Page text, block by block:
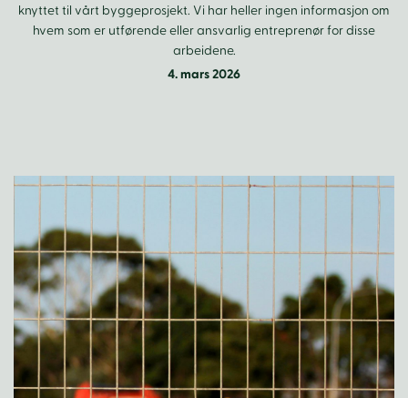
knyttet til vårt byggeprosjekt. Vi har heller ingen informasjon om
hvem som er utførende eller ansvarlig entreprenør for disse
arbeidene.
4. mars 2026